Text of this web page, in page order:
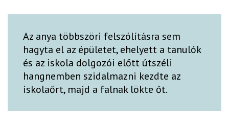
Az anya többszöri felszólításra sem
hagyta el az épületet, ehelyett a tanulók
és az iskola dolgozói előtt útszéli
hangnemben szidalmazni kezdte az
iskolaőrt, majd a falnak lökte őt.